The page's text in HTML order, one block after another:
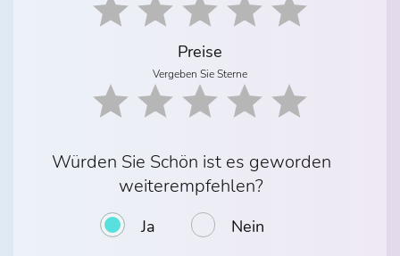
Preise
Vergeben Sie Sterne
Würden Sie Schön ist es geworden
weiterempfehlen?
Ja Nein